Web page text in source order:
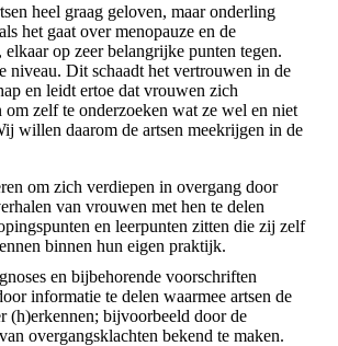
heel graag geloven, maar onderling
het gaat over menopauze en de
elkaar op zeer belangrijke punten tegen.
niveau. Dit schaadt het vertrouwen in de
en leidt ertoe dat vrouwen zich
om zelf te onderzoeken wat ze wel en niet
willen daarom de artsen meekrijgen in de
om zich verdiepen in overgang door
van vrouwen met hen te delen
en leerpunten zitten die zij zelf
binnen hun eigen praktijk.
en bijbehorende voorschriften
informatie te delen waarmee artsen de
(h)erkennen; bijvoorbeeld door de
overgangsklachten bekend te maken.